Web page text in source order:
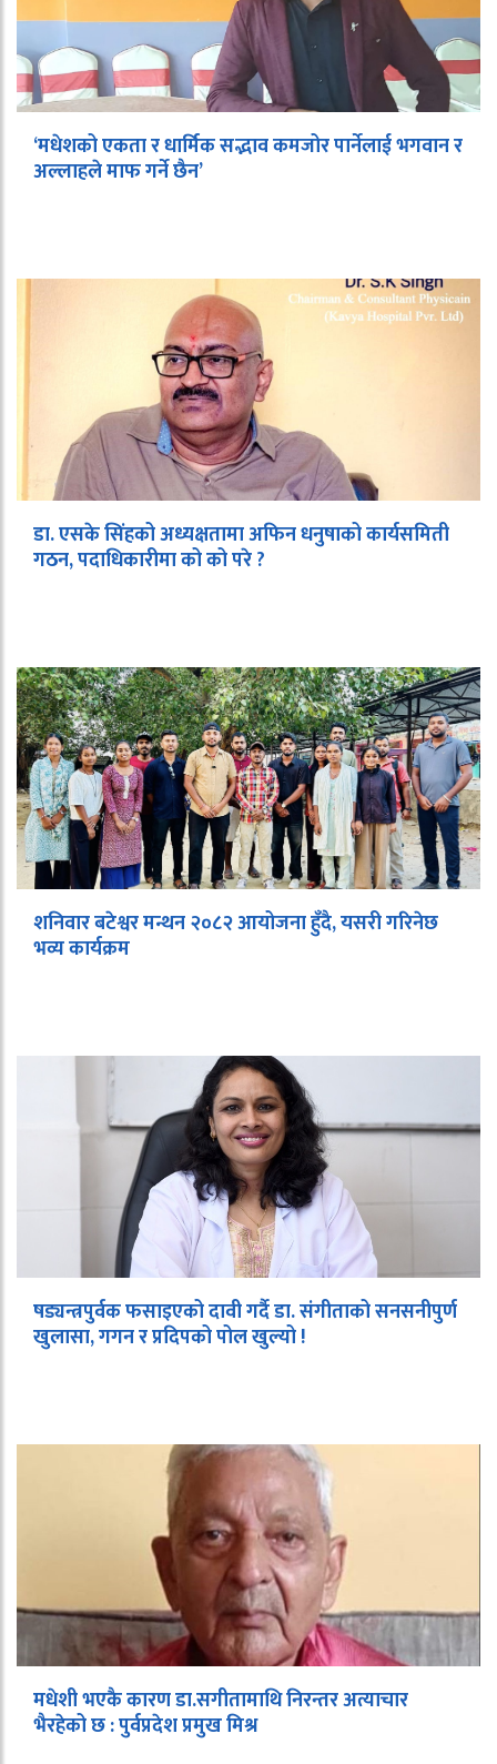
‘मधेशको एकता र धार्मिक सद्भाव कमजोर पार्नेलाई भगवान र
अल्लाहले माफ गर्ने छैन’
डा. एसके सिंहको अध्यक्षतामा अफिन धनुषाको कार्यसमिती
गठन, पदाधिकारीमा को को परे ?
शनिवार बटेश्वर मन्थन २०८२ आयोजना हुँदै, यसरी गरिनेछ
भव्य कार्यक्रम
षड्यन्त्रपुर्वक फसाइएको दावी गर्दै डा. संगीताको सनसनीपुर्ण
खुलासा, गगन र प्रदिपको पोल खुल्यो !
मधेशी भएकै कारण डा.सगीतामाथि निरन्तर अत्याचार
भैरहेको छ : पुर्वप्रदेश प्रमुख मिश्र